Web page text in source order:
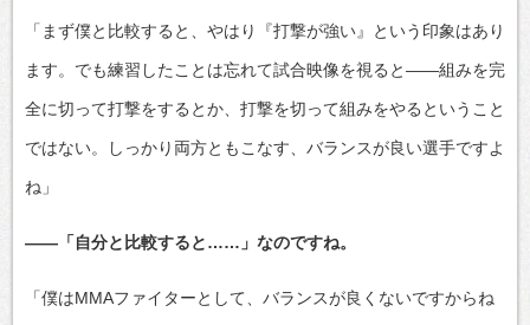
「まず僕と比較すると、やはり『打撃が強い』という印象はあり
ます。でも練習したことは忘れて試合映像を視ると――組みを完
全に切って打撃をするとか、打撃を切って組みをやるということ
ではない。しっかり両方ともこなす、バランスが良い選手ですよ
ね」
――「自分と比較すると……」なのですね。
「僕はMMAファイターとして、バランスが良くないですからね